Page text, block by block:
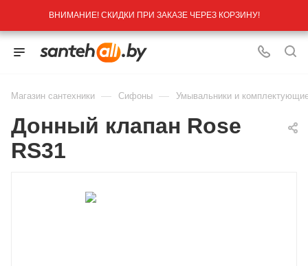
ВНИМАНИЕ! СКИДКИ ПРИ ЗАКАЗЕ ЧЕРЕЗ КОРЗИНУ!
Магазин сантехники — Сифоны — Умывальники и
Донный клапан Rose
RS31